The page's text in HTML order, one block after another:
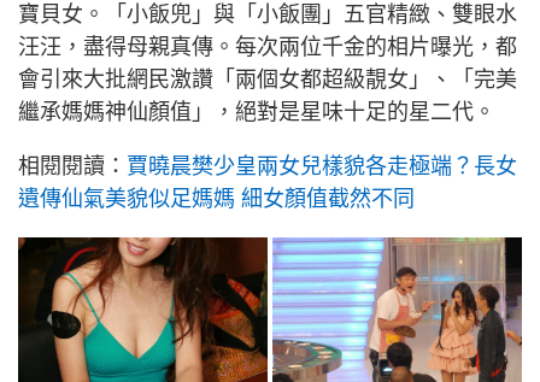
寶貝女。「小飯兜」與「小飯團」五官精緻、雙眼水
汪汪，盡得母親真傳。每次兩位千金的相片曝光，都
會引來大批網民激讚「兩個女都超級靚女」、「完美
繼承媽媽神仙顏值」，絕對是星味十足的星二代。
相閱閱讀： 賈曉晨樊少皇兩女兒樣貌各走極端？長女
遺傳仙氣美貌似足媽媽 細女顏值截然不同